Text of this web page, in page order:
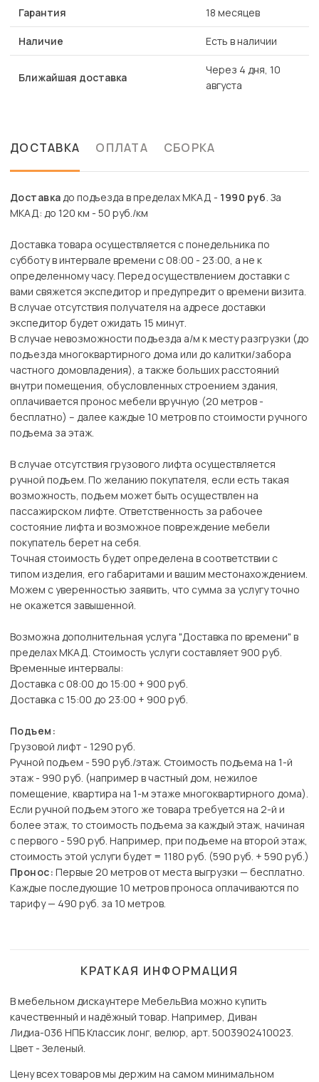
Гарантия 18 месяцев
Наличие Есть в наличии
Ближайшая доставка
Через 4 дня, 10
августа
ДОСТАВКА ОПЛАТА СБОРКА
Доставкадо подъезда в пределах МКАД - 1990 руб. За
МКАД: до 120 км - 50 руб./км
Доставка товара осуществляется с понедельника по
субботу в интервале времени с 08:00 - 23:00, а не к
определенному часу. Перед осуществлением доставки с
вами свяжется экспедитор и предупредит о времени визита.
В случае отсутствия получателя на адресе доставки
экспедитор будет ожидать 15 минут.
В случае невозможности подъезда а/м к месту разгрузки (до
подъезда многоквартирного дома или до калитки/забора
частного домовладения), а также больших расстояний
внутри помещения, обусловленных строением здания,
оплачивается пронос мебели вручную (20 метров -
бесплатно) – далее каждые 10 метров по стоимости ручного
подъема за этаж.
В случае отсутствия грузового лифта осуществляется
ручной подъем. По желанию покупателя, если есть такая
возможность, подъем может быть осуществлен на
пассажирском лифте. Ответственность за рабочее
состояние лифта и возможное повреждение мебели
покупатель берет на себя.
Точная стоимость будет определена в соответствии с
типом изделия, его габаритами и вашим местонахождением.
Можем с уверенностью заявить, что сумма за услугу точно
не окажется завышенной.
Возможна дополнительная услуга "Доставка по времени" в
пределах МКАД. Стоимость услуги составляет 900 руб.
Временные интервалы:
Доставка с 08:00 до 15:00 + 900 руб.
Доставка с 15:00 до 23:00 + 900 руб.
Подъем:
Грузовой лифт - 1290 руб.
Ручной подъем - 590 руб./этаж. Стоимость подъема на 1-й
этаж - 990 руб. (например в частный дом, нежилое
помещение, квартира на 1-м этаже многоквартирного дома).
Если ручной подъем этого же товара требуется на 2-й и
более этаж, то стоимость подъема за каждый этаж, начиная
с первого - 590 руб. Например, при подъеме на второй этаж,
стоимость этой услуги будет = 1180 руб. (590 руб. + 590 руб.)
Пронос: Первые 20 метров от места выгрузки — бесплатно.
Каждые последующие 10 метров проноса оплачиваются по
тарифу — 490 руб. за 10 метров.
КРАТКАЯ ИНФОРМАЦИЯ
В мебельном дискаунтере МебельВиа можно купить
качественный и надёжный товар. Например, Диван
Лидиа-036 НПБ Классик лонг, велюр, арт. 5003902410023.
Цвет - Зеленый.
Цену всех товаров мы держим на самом минимальном